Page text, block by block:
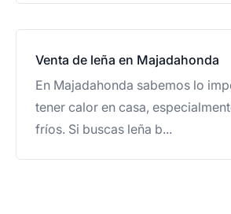
Venta de leña en Majadahonda
En Majadahonda sabemos lo
tener calor en casa,
fríos. Si buscas leña b...